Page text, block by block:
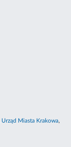
Urząd Miasta Krakowa,